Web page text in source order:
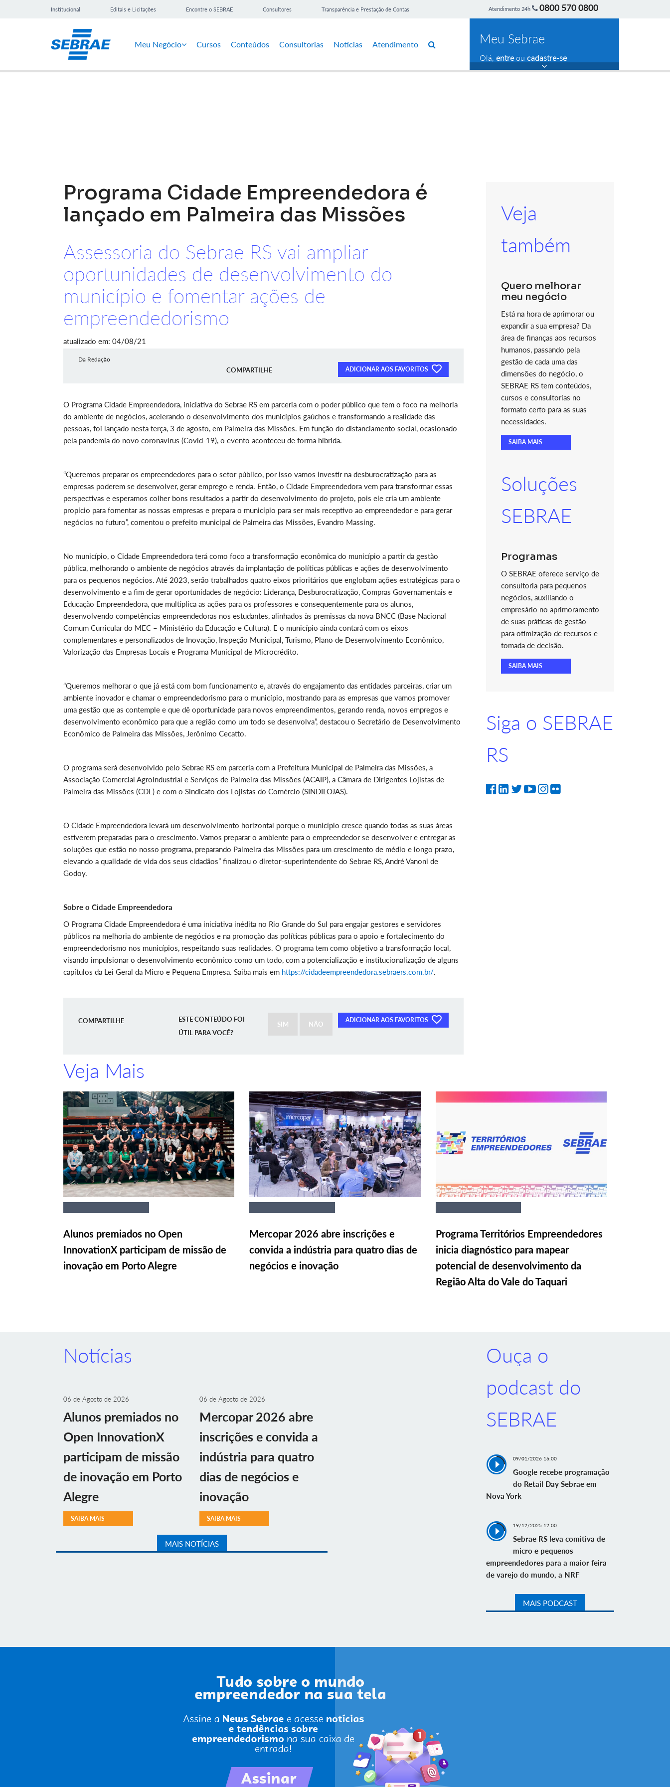
Institucional Editais e Licitações Encontre o SEBRAE Consultores Transparência e Prestação de Contas Atendimento 24h 0800 570 0800
Meu Negócio Cursos Conteúdos Consultorias Notícias Atendimento Meu Sebrae
Olá, entreou cadastre-se
Programa Cidade Empreendedora é
lançado em Palmeira das Missões
Assessoria do Sebrae RS vai ampliar
oportunidades de desenvolvimento do
município e fomentar ações de
empreendedorismo
atualizado em: 04/08/21
Da Redação
COMPARTILHE ADICIONAR AOS FAVORITOS
O Programa Cidade Empreendedora, iniciativa do Sebrae RS em parceria com o poder público que tem o foco na melhoria
do ambiente de negócios, acelerando o desenvolvimento dos municípios gaúchos e transformando a realidade das
pessoas, foi lançado nesta terça, 3 de agosto, em Palmeira das Missões. Em função do distanciamento social, ocasionado
pela pandemia do novo coronavírus (Covid-19), o evento aconteceu de forma híbrida.
“Queremos preparar os empreendedores para o setor público, por isso vamos investir na desburocratização para as
empresas poderem se desenvolver, gerar emprego e renda. Então, o Cidade Empreendedora vem para transformar essas
perspectivas e esperamos colher bons resultados a partir do desenvolvimento do projeto, pois ele cria um ambiente
propício para fomentar as nossas empresas e prepara o município para ser mais receptivo ao empreendedor e para gerar
negócios no futuro”, comentou o prefeito municipal de Palmeira das Missões, Evandro Massing.
No município, o Cidade Empreendedora terá como foco a transformação econômica do município a partir da gestão
pública, melhorando o ambiente de negócios através da implantação de políticas públicas e ações de desenvolvimento
para os pequenos negócios. Até 2023, serão trabalhados quatro eixos prioritários que englobam ações estratégicas para o
desenvolvimento e a fim de gerar oportunidades de negócio: Liderança, Desburocratização, Compras Governamentais e
Educação Empreendedora, que multiplica as ações para os professores e consequentemente para os alunos,
desenvolvendo competências empreendedoras nos estudantes, alinhados às premissas da nova BNCC (Base Nacional
Comum Curricular do MEC – Ministério da Educação e Cultura). E o município ainda contará com os eixos
complementares e personalizados de Inovação, Inspeção Municipal, Turismo, Plano de Desenvolvimento Econômico,
Valorização das Empresas Locais e Programa Municipal de Microcrédito.
“Queremos melhorar o que já está com bom funcionamento e, através do engajamento das entidades parceiras, criar um
ambiente inovador e chamar o empreendedorismo para o município, mostrando para as empresas que vamos promover
uma gestão que as contemple e que dê oportunidade para novos empreendimentos, gerando renda, novos empregos e
desenvolvimento econômico para que a região como um todo se desenvolva”, destacou o Secretário de Desenvolvimento
Econômico de Palmeira das Missões, Jerônimo Cecatto.
O programa será desenvolvido pelo Sebrae RS em parceria com a Prefeitura Municipal de Palmeira das Missões, a
Associação Comercial AgroIndustrial e Serviços de Palmeira das Missões (ACAIP), a Câmara de Dirigentes Lojistas de
Palmeira das Missões (CDL) e com o Sindicato dos Lojistas do Comércio (SINDILOJAS).
O Cidade Empreendedora levará um desenvolvimento horizontal porque o município cresce quando todas as suas áreas
estiverem preparadas para o crescimento. Vamos preparar o ambiente para o empreendedor se desenvolver e entregar as
soluções que estão no nosso programa, preparando Palmeira das Missões para um crescimento de médio e longo prazo,
elevando a qualidade de vida dos seus cidadãos” finalizou o diretor-superintendente do Sebrae RS, André Vanoni de
Godoy.
Sobre o Cidade Empreendedora
O Programa Cidade Empreendedora é uma iniciativa inédita no Rio Grande do Sul para engajar gestores e servidores
públicos na melhoria do ambiente de negócios e na promoção das políticas públicas para o apoio e fortalecimento do
empreendedorismo nos municípios, respeitando suas realidades. O programa tem como objetivo a transformação local,
visando impulsionar o desenvolvimento econômico como um todo, com a potencialização e institucionalização de alguns
capítulos da Lei Geral da Micro e Pequena Empresa. Saiba mais em https://cidadeempreendedora.sebraers.com.br/.
COMPARTILHE ADICIONAR AOS FAVORITOS
ESTE CONTEÚDO FOI
ÚTIL PARA VOCÊ?
SIM NÃO
Veja
também
Quero melhorar
meu negócio
Está na hora de aprimorar ou
expandir a sua empresa? Da
área de finanças aos recursos
humanos, passando pela
gestão de cada uma das
dimensões do negócio, o
SEBRAE RS tem conteúdos,
cursos e consultorias no
formato certo para as suas
necessidades.
SAIBA MAIS
Soluções
SEBRAE
Programas
O SEBRAE oferece serviço de
consultoria para pequenos
negócios, auxiliando o
empresário no aprimoramento
de suas práticas de gestão
para otimização de recursos e
tomada de decisão.
SAIBA MAIS
Siga o SEBRAE
RS
Veja Mais
Alunos premiados no Open
InnovationX participam de missão de
inovação em Porto Alegre
Mercopar 2026 abre inscrições e
convida a indústria para quatro dias de
negócios e inovação
Programa Territórios Empreendedores
inicia diagnóstico para mapear
potencial de desenvolvimento da
Região Alta do Vale do Taquari
Notícias
06 de Agosto de 2026
Alunos premiados no
Open InnovationX
participam de missão
de inovação em Porto
Alegre
SAIBA MAIS
06 de Agosto de 2026
Mercopar 2026 abre
inscrições e convida a
indústria para quatro
dias de negócios e
inovação
SAIBA MAIS
MAIS NOTÍCIAS
Ouça o
podcast do
SEBRAE
09/01/2026 16:00
Google recebe programação
do Retail Day Sebrae em
Nova York
19/12/2025 12:00
Sebrae RS leva comitiva de
micro e pequenos
empreendedores para a maior feira
de varejo do mundo, a NRF
MAIS PODCAST